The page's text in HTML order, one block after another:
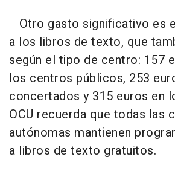
Otro gasto significativo es
a los libros de texto, que
según el tipo de centro: 157
los centros públicos, 253
concertados y 315 euros en
OCU recuerda que todas las
autónomas mantienen
a libros de texto gratuitos.